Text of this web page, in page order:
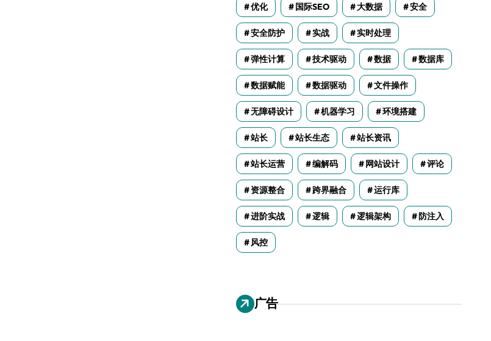
优化 国际SEO 大数据 安全
安全防护 实战 实时处理
弹性计算 技术驱动 数据 数据库
数据赋能 数据驱动 文件操作
无障碍设计 机器学习 环境搭建
站长 站长生态 站长资讯
站长运营 编解码 网站设计 评论
资源整合 跨界融合 运行库
进阶实战 逻辑 逻辑架构 防注入
风控
广告